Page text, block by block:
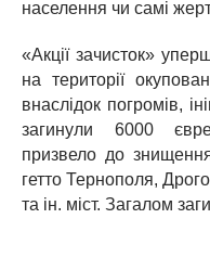
населення чи самі
«Акції зачисток»
на території
внаслідок погромів,
загинули 6000
призвело до
гетто Тернополя,
та ін. міст. Загалом